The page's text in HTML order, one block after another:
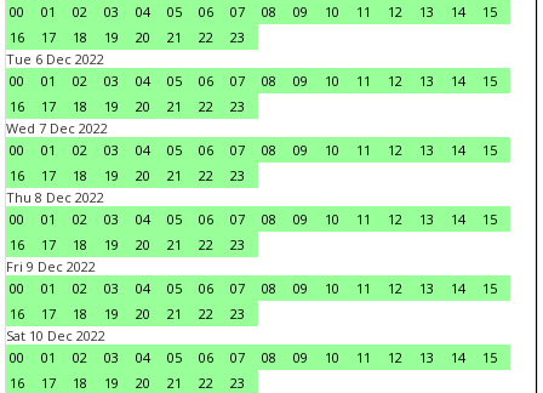
00
01 02 03 04 05 06 07 08 09 10 11 12 13 14
15
16
17 18 19 20 21 22
23
Tue 6 Dec 2022
00
01 02 03 04 05 06 07 08 09 10 11 12 13 14
15
16
17 18 19 20 21 22
23
Wed 7 Dec 2022
00
01 02 03 04 05 06 07 08 09 10 11 12 13 14
15
16
17 18 19 20 21 22
23
Thu 8 Dec 2022
00
01 02 03 04 05 06 07 08 09 10 11 12 13 14
15
16
17 18 19 20 21 22
23
Fri 9 Dec 2022
00
01 02 03 04 05 06 07 08 09 10 11 12 13 14
15
16
17 18 19 20 21 22
23
Sat 10 Dec 2022
00
01 02 03 04 05 06 07 08 09 10 11 12 13 14
15
16
17 18 19 20 21 22
23